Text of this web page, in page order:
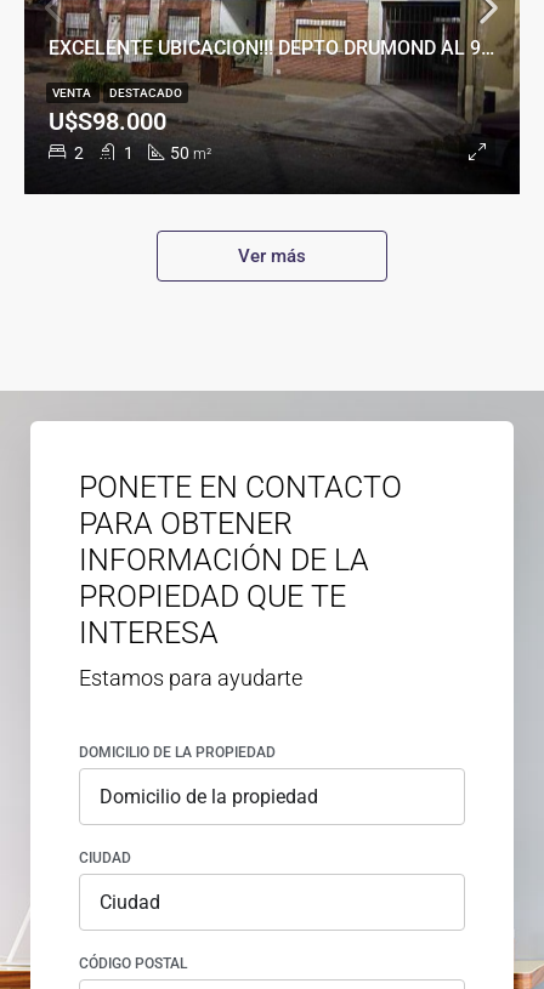
EXCELENTE UBICACION!!! DEPTO DRUMOND AL 900
2 1 50 m²
U$S98.000
VENTA DESTACADO
Ver más
PONETE EN CONTACTO
PARA OBTENER
INFORMACIÓN DE LA
PROPIEDAD QUE TE
INTERESA
Estamos para ayudarte
DOMICILIO DE LA PROPIEDAD
CIUDAD
CÓDIGO POSTAL